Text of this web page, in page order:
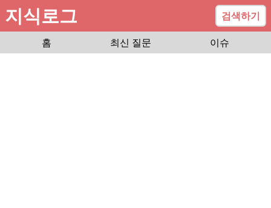
지식로그
검색하기
홈
최신 질문 이슈